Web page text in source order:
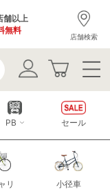
舗以上
無料
店舗検索
リ 小径車
PB セール